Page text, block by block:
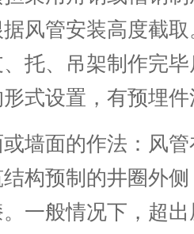
风管安装高度截
托、吊架制作完
式设置，有预埋
墙面的作法：风
构预制的井圈外
一般情况下，超